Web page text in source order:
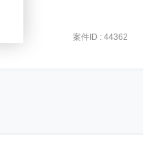
案件ID : 44362